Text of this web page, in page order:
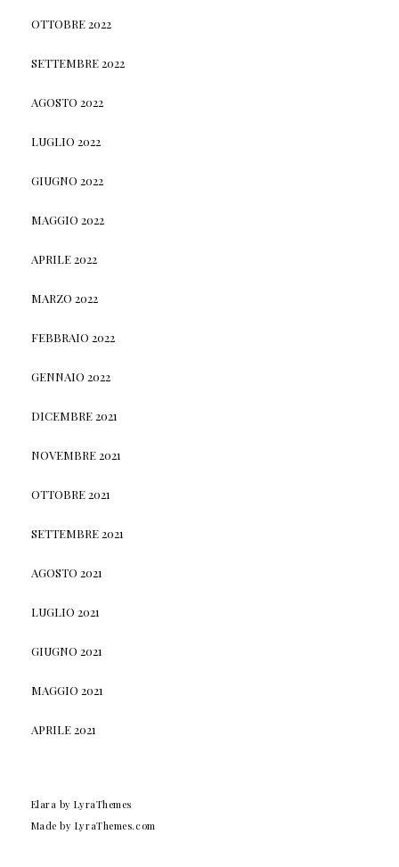
OTTOBRE 2022
SETTEMBRE 2022
AGOSTO 2022
LUGLIO 2022
GIUGNO 2022
MAGGIO 2022
APRILE 2022
MARZO 2022
FEBBRAIO 2022
GENNAIO 2022
DICEMBRE 2021
NOVEMBRE 2021
OTTOBRE 2021
SETTEMBRE 2021
AGOSTO 2021
LUGLIO 2021
GIUGNO 2021
MAGGIO 2021
APRILE 2021
Elara by LyraThemes
Made by LyraThemes.com